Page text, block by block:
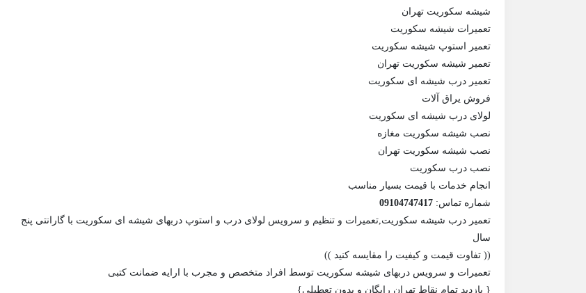
شیشه سکوریت تهران
تعمیرات شیشه سکوریت
تعمیر استوپ شیشه سکوریت
تعمیر شیشه سکوریت تهران
تعمیر درب شیشه ای سکوریت
فروش یراق آلات
لولای درب شیشه ای سکوریت
نصب شیشه سکوریت مغازه
نصب شیشه سکوریت تهران
نصب درب سکوریت
انجام خدمات با قیمت بسیار مناسب
شماره تماس: 09104747417
تعمیر درب شیشه سکوریت,تعمیرات و تنظیم و سرویس لولای درب و استوپ دربهای شیشه ای سکوریت با گارانتی پنج
سال
(( تفاوت قیمت و کیفیت را مقایسه کنید ))
تعمیرات و سرویس دربهای شیشه سکوریت توسط افراد متخصص و مجرب با ارایه ضمانت کتبی
{ بازدید تمام نقاط تهران رایگان و بدون تعطیلی}